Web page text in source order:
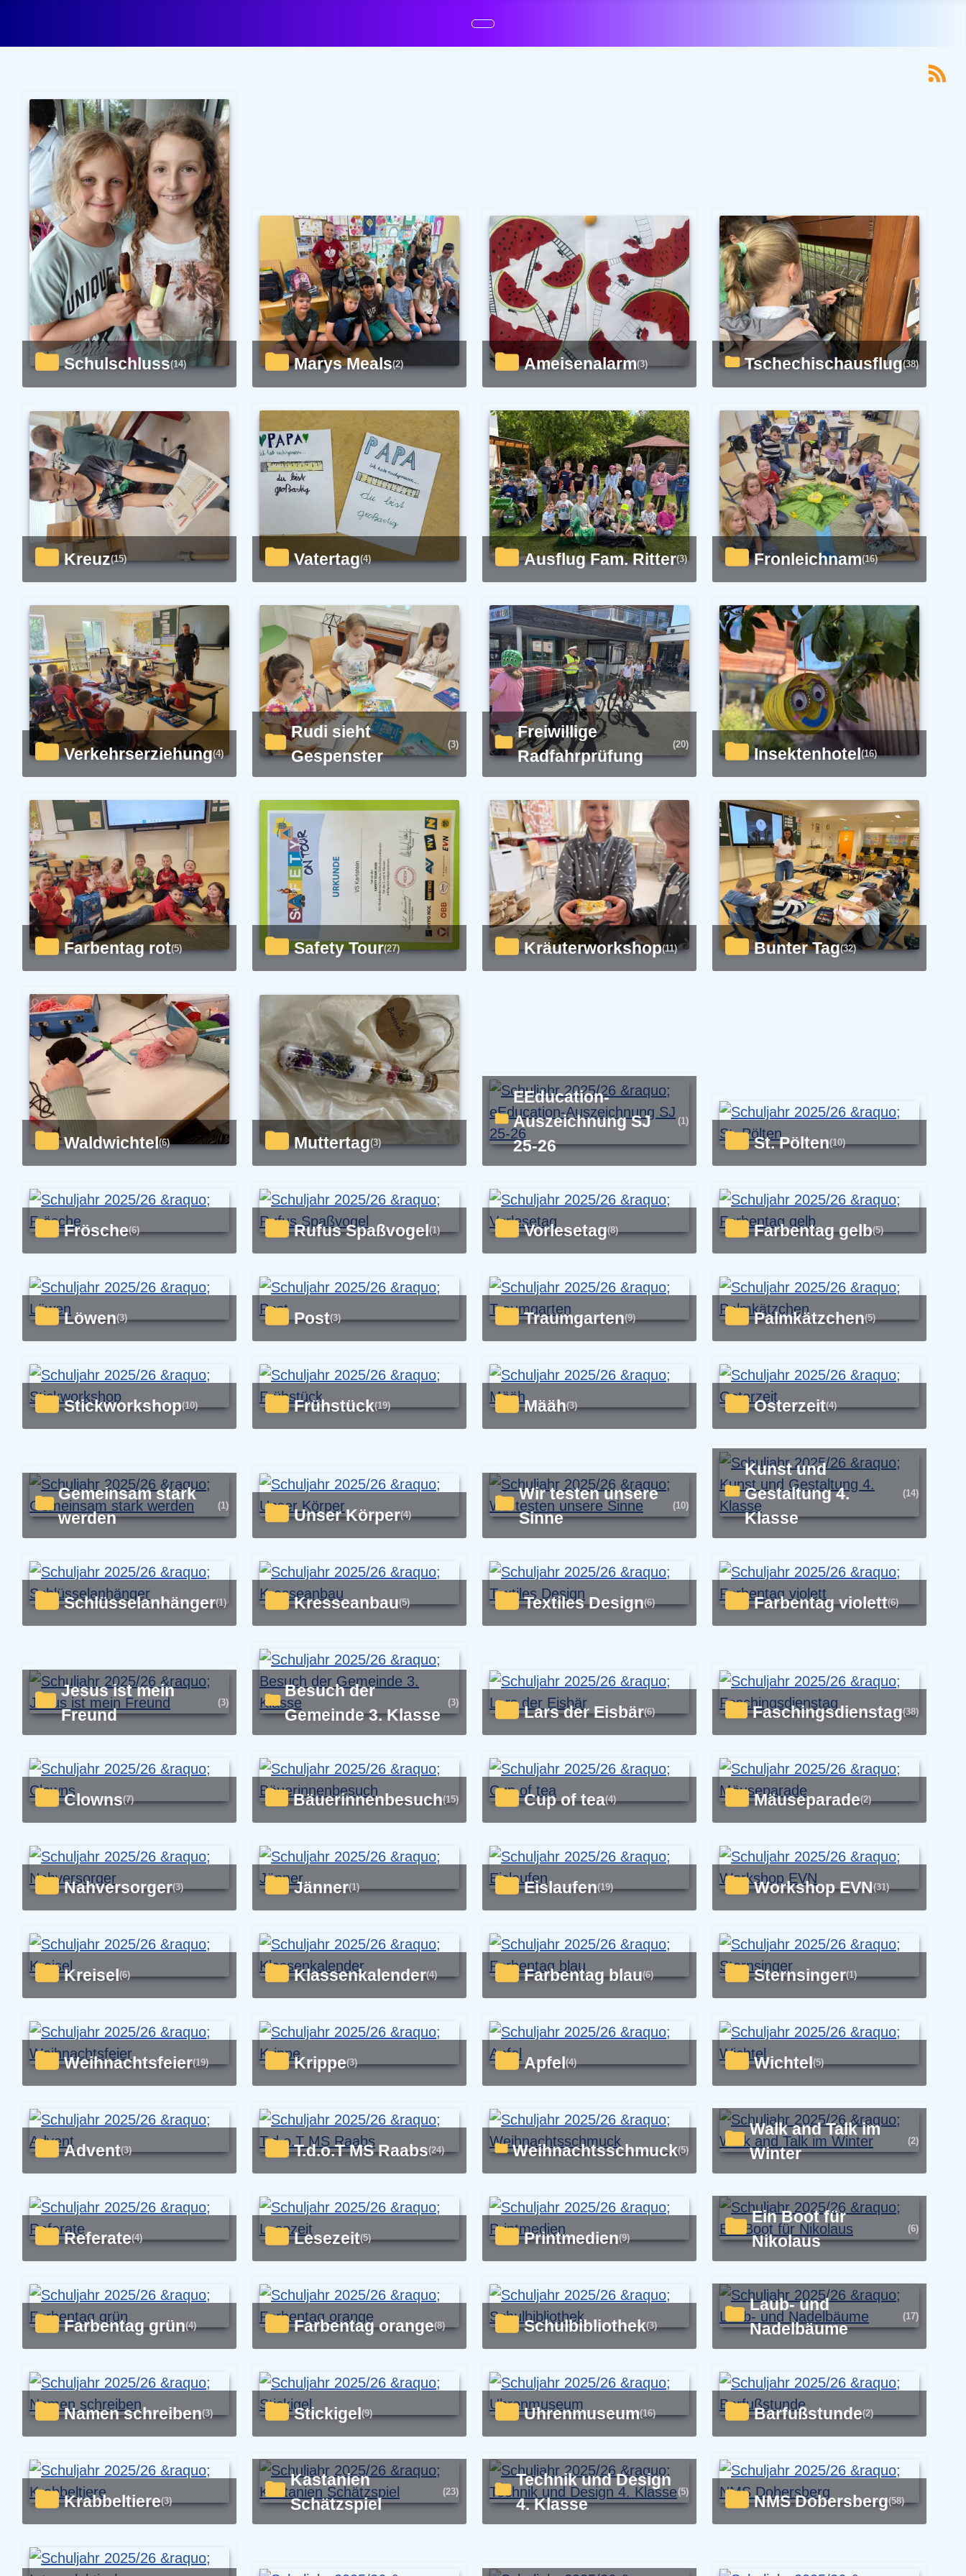
Schulschluss(14) Marys Meals(2) Ameisenalarm(3) Tschechischausflug(38)
Kreuz(15) Vatertag(4) Ausflug Fam. Ritter(3) Fronleichnam(16)
Verkehrserziehung(4)
Rudi sieht
Gespenster
(3)
Freiwillige
Radfahrprüfung
(20)
Insektenhotel(16)
Farbentag rot(5) Safety Tour(27) Kräuterworkshop(11) Bunter Tag(32)
Waldwichtel(6) Muttertag(3)
eEducation-
Auszeichnung SJ
25-26
(1)
St. Pölten(10)
Frösche(6) Rufus Spaßvogel(1) Vorlesetag(8) Farbentag gelb(5)
Löwen(3) Post(3) Traumgarten(9) Palmkätzchen(5)
Stickworkshop(10) Frühstück(19) Määh(3) Osterzeit(4)
Gemeinsam stark
werden
(1)
Unser Körper(4)
Wir testen unsere
Sinne
(10)
Kunst und
Gestaltung 4.
Klasse
(14)
Schlüsselanhänger(1) Kresseanbau(5) Textiles Design(6) Farbentag violett(6)
Jesus ist mein
Freund
(3)
Besuch der
Gemeinde 3. Klasse
(3)
Lars der Eisbär(6) Faschingsdienstag(38)
Clowns(7) Bäuerinnenbesuch(15) Cup of tea(4) Mäuseparade(2)
Nahversorger(3) Jänner(1) Eislaufen(19) Workshop EVN(31)
Kreisel(6) Klassenkalender(4) Farbentag blau(6) Sternsinger(1)
Weihnachtsfeier(19) Krippe(3) Apfel(4) Wichtel(5)
Advent(3) T.d.o.T MS Raabs(24) Weihnachtsschmuck(5)
Walk and Talk im
Winter
(2)
Referate(4) Lesezeit(5) Printmedien(9)
Ein Boot für
Nikolaus
(6)
Farbentag grün(4) Farbentag orange(8) Schulbibliothek(3)
Laub- und
Nadelbäume
(17)
Namen schreiben(3) Stickigel(9) Uhrenmuseum(16) Barfußstunde(2)
Krabbeltiere(3)
Kastanien
Schätzspiel
(23)
Technik und Design
4. Klasse
(5)
NMS Dobersberg(58)